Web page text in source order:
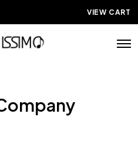
VIEW CART